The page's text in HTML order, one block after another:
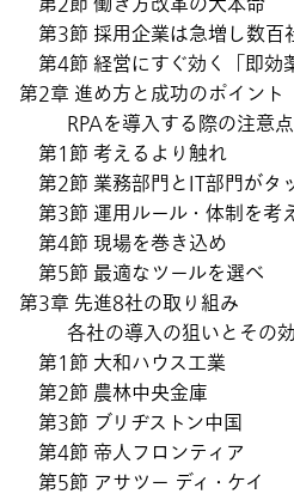
第3節 採用企業は急増し数百
第4節 経営にすぐ効く「即効
第2章 進め方と成功のポイント
RPAを導入する際の注意点
第1節 考えるより触れ
第2節 業務部門とIT部門がタ
第3節 運用ルール・体制を考
第4節 現場を巻き込め
第5節 最適なツールを選べ
第3章 先進8社の取り組み
各社の導入の狙いとその
第1節 大和ハウス工業
第2節 農林中央金庫
第3節 ブリヂストン中国
第4節 帝人フロンティア
第5節 アサツー ディ・ケイ